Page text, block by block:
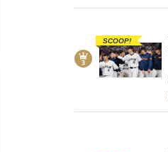
SCOOP!